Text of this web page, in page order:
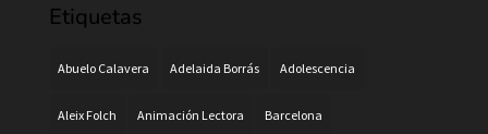
Etiquetas
Abuelo Calavera Adelaida Borrás Adolescencia
Aleix Folch Animación Lectora Barcelona